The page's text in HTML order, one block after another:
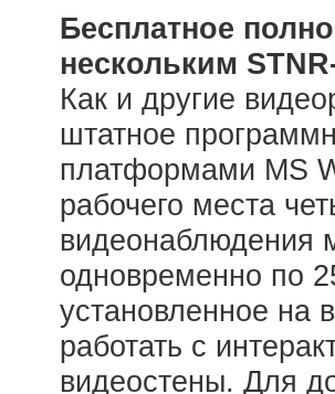
Бесплатное
нескольким
Как и другие
штатное
платформами MS
рабочего места
видеонаблюдения
одновременно по
установленное на
работать с
видеостены. Для